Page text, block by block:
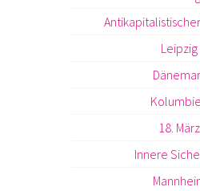
Leipzig
18. März
Innere